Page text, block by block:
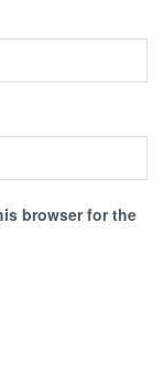
browser for the